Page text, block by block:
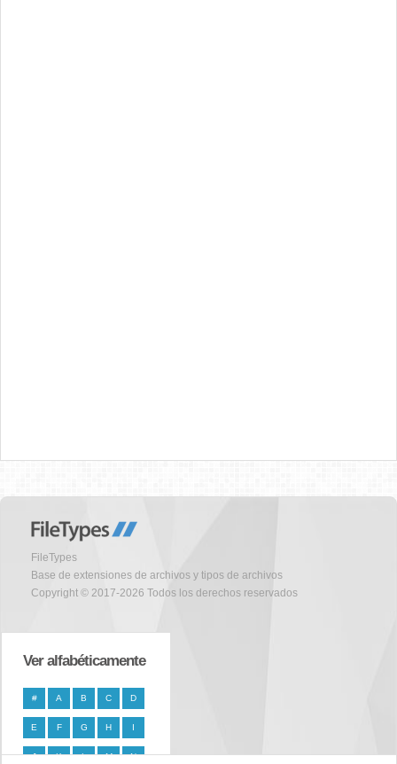
FileTypes
Base de extensiones de archivos y tipos de archivos
Copyright © 2017-2026 Todos los derechos reservados
Ver alfabéticamente
# A B C D
E F G H I
J K L M N